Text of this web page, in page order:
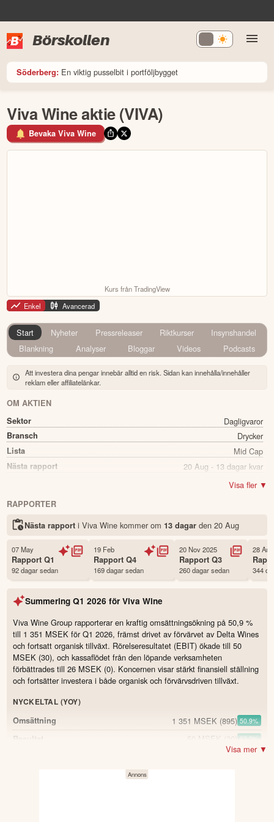
Börskollen
Söderberg: En viktig pusselbit i portföljbygget
Viva Wine aktie (VIVA)
Bevaka Viva Wine
Kurs från TradingView
Enkel
Avancerad
Start Nyheter Pressreleaser Riktkurser
Insynshandel
Blankning
Analyser Bloggar Videos Podcasts
Att investera dina pengar innebär alltid en risk. Sidan kan innehålla/innehåller
reklam eller affiliatelänkar.
OM AKTIEN
Sektor
Dagligvaror
Bransch Drycker
Lista Mid Cap
Nästa rapport 20 Aug - 13 dagar kvar
Ja
Namn Viva Wine
Status Noterad
Land Sverige
Antal ägare Avanza
Antal ägare Nordnet
1,000 st
Källa: Börsdata
Visa fler ▼
RAPPORTER
Nästa rapport i Viva Wine kommer om 13 dagarden 20 Aug
07 May
RapportQ1
92 dagar sedan
19 Feb
RapportQ4
169 dagar sedan
20 Nov 2025
RapportQ3
260 dagar sedan
28
344
Summering Q1 2026 för Viva Wine
Viva Wine Group rapporterar en kraftig omsättningsökning på 50,9 %
till 1 351 MSEK för Q1 2026, främst drivet av förvärvet av Delta Wines
och fortsatt organisk tillväxt. Rörelseresultatet (EBIT) ökade till 50
MSEK (30), och kassaflödet från den löpande verksamheten
förbättrades till 26 MSEK (0). Koncernen visar stärkt finansiell ställning
och fortsätter investera i både organisk och förvärvsdriven tillväxt.
NYCKELTAL (YOY)
Omsättning
1 351 MSEK (895) 50.9%
Resultat 50 MSEK 63.0%
Visa mer ▼